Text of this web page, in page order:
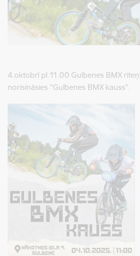
4.oktobrī pl.11.00 Gulbenes BMX
norisināsies "Gulbenes BMX kauss".